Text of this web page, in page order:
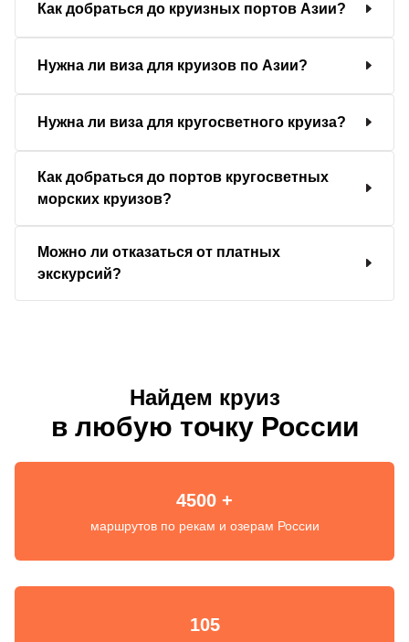
Как добраться до круизных портов Азии?
Нужна ли виза для круизов по Азии?
Нужна ли виза для кругосветного круиза?
Как добраться до портов кругосветных
морских круизов?
Можно ли отказаться от платных
экскурсий?
Найдем круиз
в любую точку России
4500 +
маршрутов по рекам и озерам России
105